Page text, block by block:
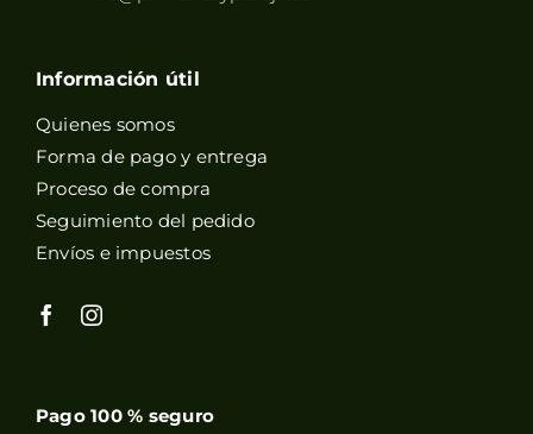
Información útil
Quienes somos
Forma de pago y entrega
Proceso de compra
Seguimiento del pedido
Envíos e impuestos
Pago 100 % seguro